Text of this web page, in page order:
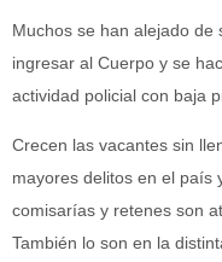
Muchos se han alejado de
ingresar al Cuerpo y se
actividad policial con baja
Crecen las vacantes sin
mayores delitos en el país
comisarías y retenes son
También lo son en la